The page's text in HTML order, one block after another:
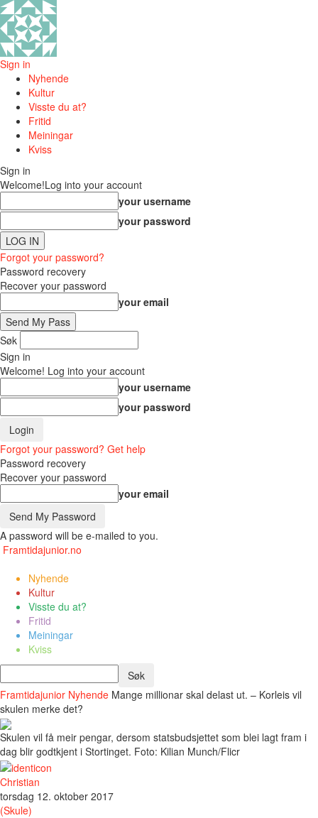
Sign in
Nyhende
Kultur
Visste du at?
Fritid
Meiningar
Kviss
Sign in
Welcome!Log into your account
your username
your password
Forgot your password?
Password recovery
Recover your password
your email
Søk
Sign in
Welcome! Log into your account
your username
your password
Forgot your password? Get help
Password recovery
Recover your password
your email
A password will be e-mailed to you.
Framtidajunior.no
Nyhende
Kultur
Visste du at?
Fritid
Meiningar
Kviss
Framtidajunior Nyhende Mange millionar skal delast ut. – Korleis vil
skulen merke det?
Skulen vil få meir pengar, dersom statsbudsjettet som blei lagt fram i
dag blir godtkjent i Stortinget. Foto: Kilian Munch/Flicr
Christian
torsdag 12. oktober 2017
(Skule)